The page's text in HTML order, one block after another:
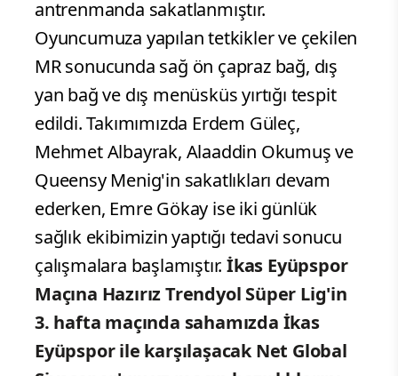
antrenmanda sakatlanmıştır.
Oyuncumuza yapılan tetkikler ve çekilen
MR sonucunda sağ ön çapraz bağ, dış
yan bağ ve dış menüsküs yırtığı tespit
edildi. Takımımızda Erdem Güleç,
Mehmet Albayrak, Alaaddin Okumuş ve
Queensy Menig'in sakatlıkları devam
ederken, Emre Gökay ise iki günlük
sağlık ekibimizin yaptığı tedavi sonucu
çalışmalara başlamıştır.İkas Eyüpspor
Maçına HazırızTrendyol Süper Lig'in
3. hafta maçında sahamızda İkas
Eyüpspor ile karşılaşacak Net Global